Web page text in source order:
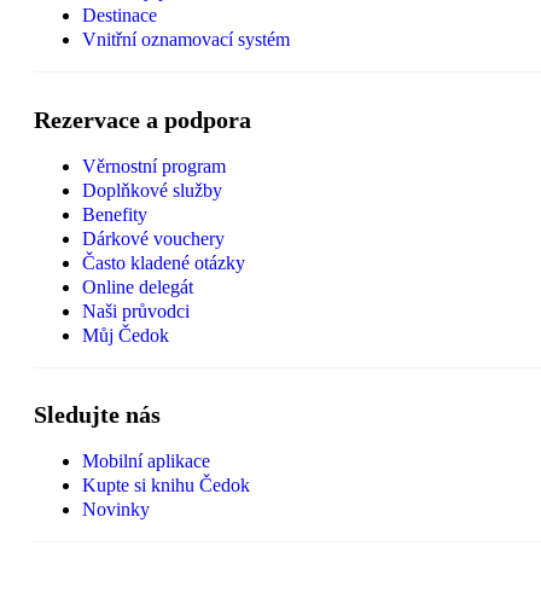
Destinace
Vnitřní oznamovací systém
Rezervace a podpora
Věrnostní program
Doplňkové služby
Benefity
Dárkové vouchery
Často kladené otázky
Online delegát
Naši průvodci
Můj Čedok
Sledujte nás
Mobilní aplikace
Kupte si knihu Čedok
Novinky